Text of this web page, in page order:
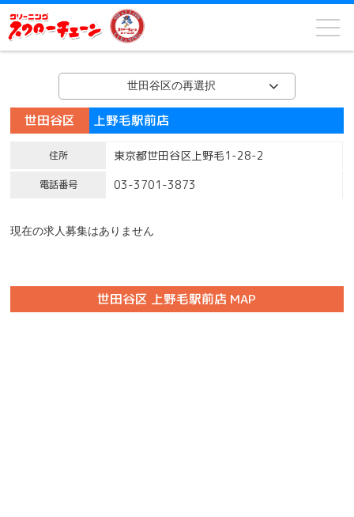
世田谷区の再選択
世田谷区 上野毛駅前店
住所 東京都世田谷区上野毛1-28-2
電話番号 03-3701-3873
現在の求人募集はありません
世田谷区 上野毛駅前店 MAP